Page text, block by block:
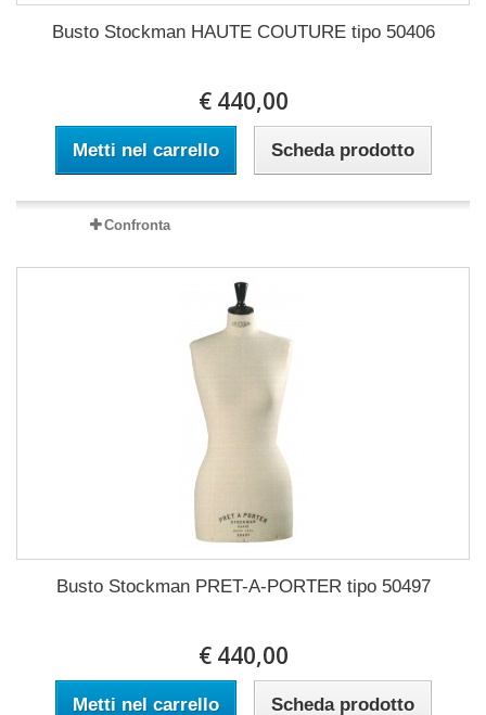
Busto Stockman HAUTE COUTURE tipo 50406
€ 440,00
Metti nel carrello Scheda prodotto
Confronta
Busto Stockman PRET-A-PORTER tipo 50497
€ 440,00
Metti nel carrello Scheda prodotto